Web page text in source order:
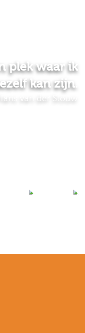
plek waar ik
kan zijn.
Hans van der Stouw